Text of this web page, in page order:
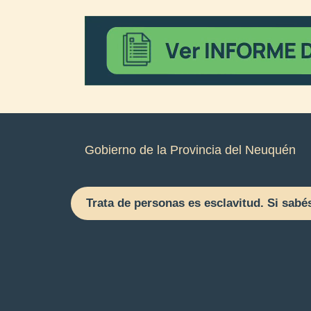
Gobierno de la Provincia del Neuquén
Trata de personas es esclavitud. Si